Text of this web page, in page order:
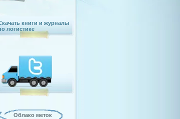
книги и журналы
логистике
Облако меток